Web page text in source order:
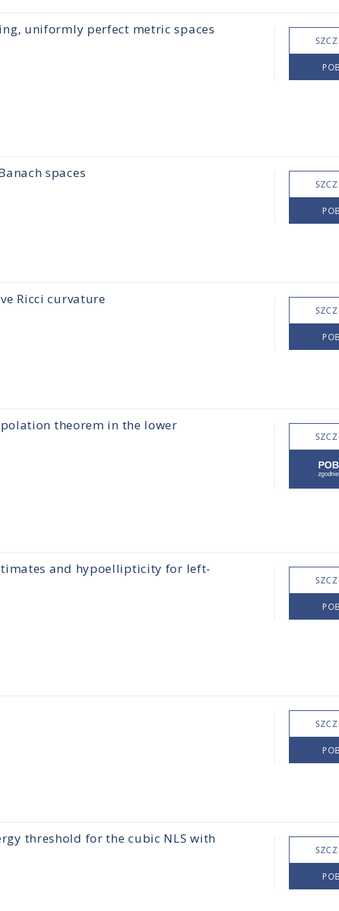
uniformly perfect metric spaces
spaces
Ricci curvature
theorem in the lower
and hypoellipticity for left-
threshold for the cubic NLS with